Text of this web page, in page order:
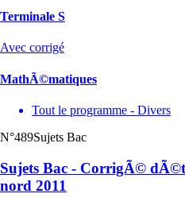
Terminale S
Avec corrigé
MathÃ©matiques
Tout le programme - Divers
N°489Sujets Bac
Sujets Bac - CorrigÃ©
nord 2011